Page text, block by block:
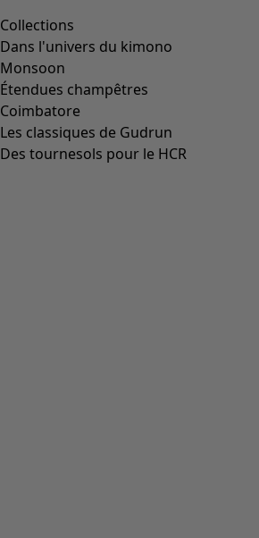
Collections
Dans l'univers du kimono
Monsoon
Étendues champêtres
Coimbatore
Les classiques de Gudrun
Des tournesols pour le HCR